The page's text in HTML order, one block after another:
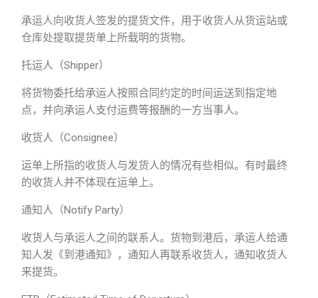
承运人向收货人签发的提货文件，用于收货人从货运站或
仓库处提取提货单上所载明的货物。
托运人（Shipper）
将货物委托给承运人按照合同约定的时间运送到指定地
点，并向承运人支付运费等报酬的一方当事人。
收货人（Consignee）
运单上所指的收货人与发货人的情况有些相似。有时最终
的收货人并不体现在运单上。
通知人（Notify Party）
收货人与承运人之间的联系人。货物到港后，承运人给通
知人发《到港通知》，通知人再联系收货人，通知收货人
来提货。